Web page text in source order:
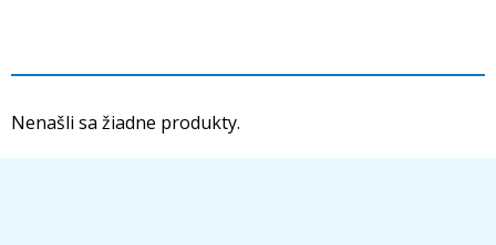
Nenašli sa žiadne produkty.